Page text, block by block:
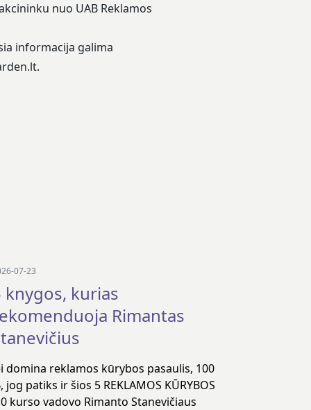
nuo UAB Reklamos
informacija galima
.
07-23
knygos, kurias
Rimantas
domina reklamos kūrybos pasaulis, 100
jog patiks ir šios 5 REKLAMOS KŪRYBOS
kurso vadovo Rimanto Stanevičiaus